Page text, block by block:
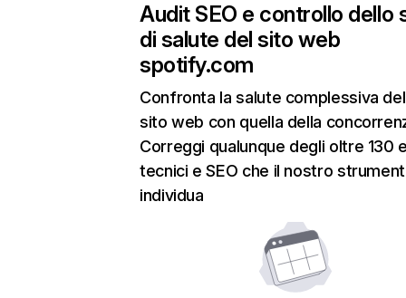
Audit SEO e controllo dello
di salute del sito web
spotify.com
Confronta la salute complessiva
sito web con quella della
Correggi qualunque degli oltre 130
tecnici e SEO che il nostro
individua